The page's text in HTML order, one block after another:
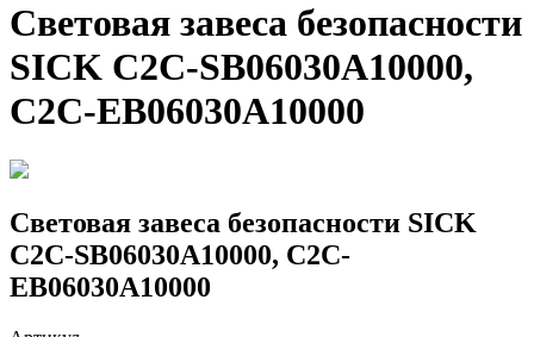
Световая завеса безопасности
SICK C2C-SB06030A10000,
C2C-EB06030A10000
Световая завеса безопасности SICK
C2C-SB06030A10000, C2C-
EB06030A10000